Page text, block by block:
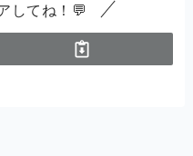
してね！💬